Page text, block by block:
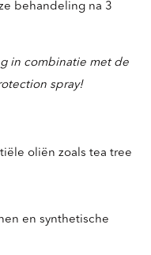
behandeling na 3
in combinatie met de
spray!
oliën zoals tea tree
en synthetische